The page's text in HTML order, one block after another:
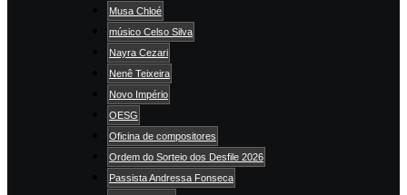
Musa Chloé
músico Celso Silva
Nayra Cezari
Nenê Teixeira
Novo Império
OESG
Oficina de compositores
Ordem do Sorteio dos Desfile 2026
Passista Andressa Fonseca